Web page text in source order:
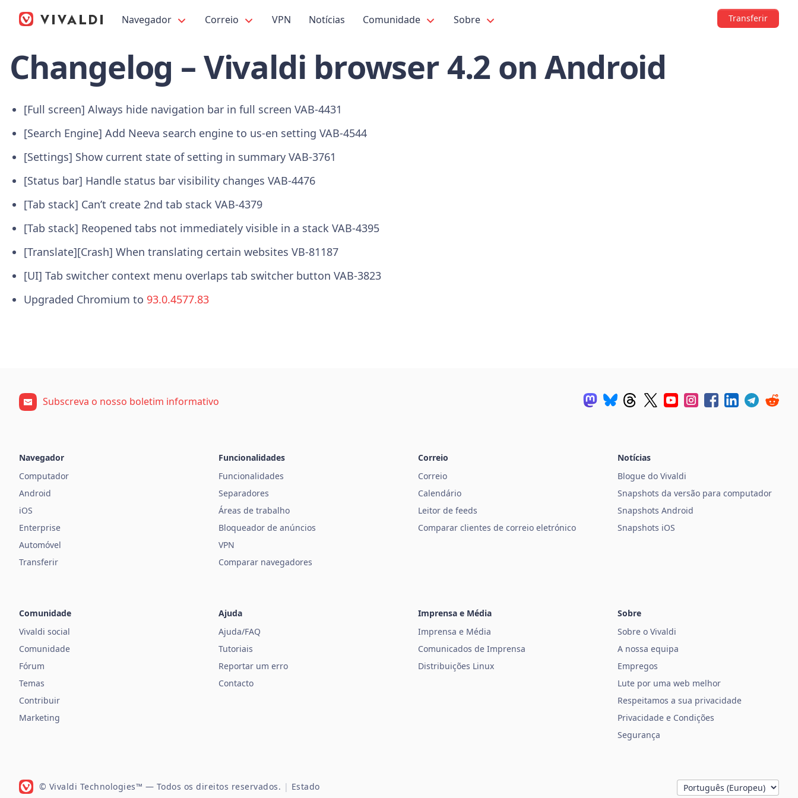
Navegador Correio VPN Notícias Comunidade Sobre Transferir
Changelog – Vivaldi browser 4.2 on Android
[Full screen] Always hide navigation bar in full screen VAB-4431
[Search Engine] Add Neeva search engine to us-en setting VAB-4544
[Settings] Show current state of setting in summary VAB-3761
[Status bar] Handle status bar visibility changes VAB-4476
[Tab stack] Can’t create 2nd tab stack VAB-4379
[Tab stack] Reopened tabs not immediately visible in a stack VAB-4395
[Translate][Crash] When translating certain websites VB-81187
[UI] Tab switcher context menu overlaps tab switcher button VAB-3823
Upgraded Chromium to 93.0.4577.83
Subscreva o nosso boletim informativo
Navegador
Computador
Android
iOS
Enterprise
Automóvel
Transferir
Funcionalidades
Funcionalidades
Separadores
Áreas de trabalho
Bloqueador de anúncios
VPN
Comparar navegadores
Correio
Correio
Calendário
Leitor de feeds
Comparar clientes de correio eletrónico
Notícias
Blogue do Vivaldi
Snapshots da versão para computador
Snapshots Android
Snapshots iOS
Comunidade
Vivaldi social
Comunidade
Fórum
Temas
Contribuir
Marketing
Ajuda
Ajuda/FAQ
Tutoriais
Reportar um erro
Contacto
Imprensa e Média
Imprensa e Média
Comunicados de Imprensa
Distribuições Linux
Sobre
Sobre o Vivaldi
A nossa equipa
Empregos
Lute por uma web melhor
Respeitamos a sua privacidade
Privacidade e Condições
Segurança
© Vivaldi Technologies™ — Todos os direitos reservados. | Estado